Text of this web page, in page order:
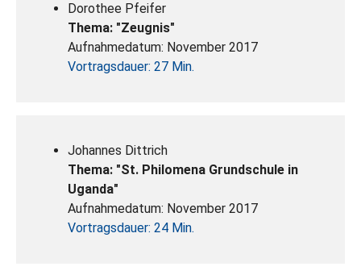
Dorothee Pfeifer
Thema: "Zeugnis"
Aufnahmedatum: November 2017
Vortragsdauer: 27 Min.
Johannes Dittrich
Thema: "St. Philomena Grundschule in
Uganda"
Aufnahmedatum: November 2017
Vortragsdauer: 24 Min.